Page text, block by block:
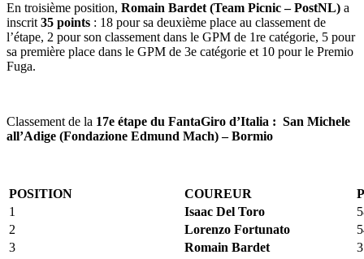
En troisième position, Romain Bardet (Team Picnic – PostNL) a
inscrit35 points : 18 pour sa deuxième place au classement de
l’étape, 2 pour son classement dans le GPM de 1re catégorie, 5 pour
sa première place dans le GPM de 3e catégorie et 10 pour le Premio
Fuga.
Classement de la 17e étape du FantaGiro d’Italia : San Michele
all’Adige (Fondazione Edmund Mach) – Bormio
POSITION COUREUR
1
Isaac Del Toro
2
Lorenzo Fortunato
3
Romain Bardet